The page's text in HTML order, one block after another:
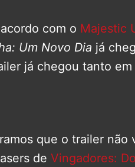
com o Majestic
Um Novo Dia já
já chegou tanto
que o trailer
de Vingadores: